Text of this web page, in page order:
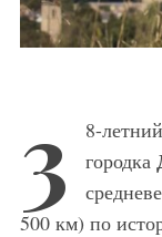
3 8-летний
городка
500 км) по